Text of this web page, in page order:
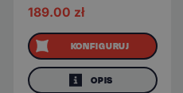
189.00 zł
KONFIGURUJ
OPIS